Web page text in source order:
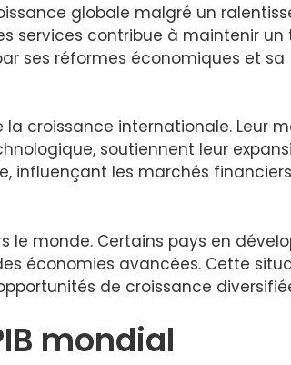
globale malgré un
services contribue à maintenir un
ses réformes économiques et sa
croissance internationale. Leur
soutiennent leur
influençant les marchés
le monde. Certains pays en
économies avancées. Cette
de croissance
mondial